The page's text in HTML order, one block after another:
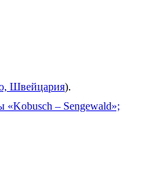
Швейцария).
– Sengewald»;